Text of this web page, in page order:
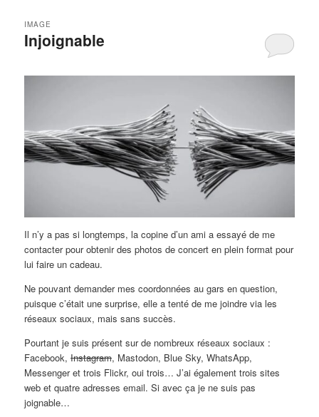
Injoignable
IMAGE
Il n’y a pas si longtemps, la copine d’un ami a essayé de me
contacter pour obtenir des photos de concert en plein format pour
lui faire un cadeau.
Ne pouvant demander mes coordonnées au gars en question,
puisque c’était une surprise, elle a tenté de me joindre via les
réseaux sociaux, mais sans succès.
Pourtant je suis présent sur de nombreux réseaux sociaux :
Facebook,Instagram, Mastodon, Blue Sky, WhatsApp,
Messenger et trois Flickr, oui trois… J’ai également trois sites
web et quatre adresses email. Si avec ça je ne suis pas
joignable…